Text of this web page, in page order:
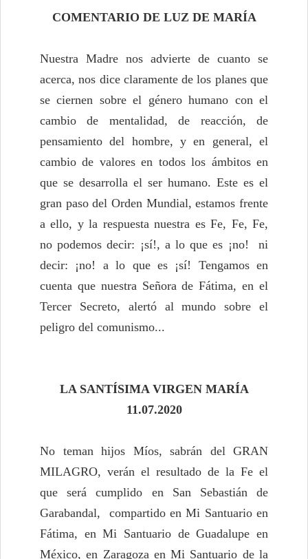
COMENTARIO DE LUZ DE MARÍA
Nuestra Madre nos advierte de cuanto se
acerca, nos dice claramente de los planes que
se ciernen sobre el género humano con el
cambio de mentalidad, de reacción, de
pensamiento del hombre, y en general, el
cambio de valores en todos los ámbitos en
que se desarrolla el ser humano. Este es el
gran paso del Orden Mundial, estamos frente
a ello, y la respuesta nuestra es Fe, Fe, Fe,
no podemos decir: ¡sí!, a lo que es ¡no! ni
decir: ¡no! a lo que es ¡sí! Tengamos en
cuenta que nuestra Señora de Fátima, en el
Tercer Secreto, alertó al mundo sobre el
peligro del comunismo...
LA SANTÍSIMA VIRGEN MARÍA
11.07.2020
No teman hijos Míos, sabrán del GRAN
MILAGRO, verán el resultado de la Fe el
que será cumplido en San Sebastián de
Garabandal, compartido en Mi Santuario en
Fátima, en Mi Santuario de Guadalupe en
México, en Zaragoza en Mi Santuario de la